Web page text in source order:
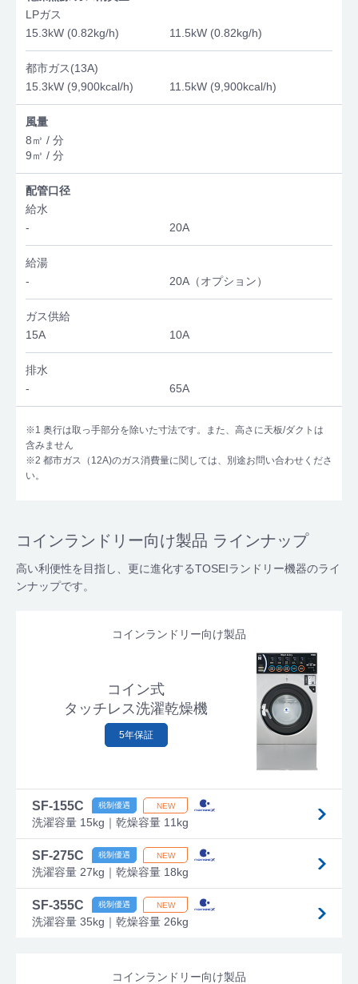
LPガス
15.3kW (0.82kg/h)
11.5kW (0.82kg/h)
都市ガス(13A)
15.3kW (9,900kcal/h)
11.5kW (9,900kcal/h)
風量
8㎥ / 分
9㎥ / 分
配管口径
給水
-
20A
給湯
-
20A（オプション）
ガス供給
15A
10A
排水
-
65A
※1 奥行は取っ手部分を除いた寸法です。また、高さに天板/ダクトは
含みません
※2 都市ガス（12A)のガス消費量に関しては、別途お問い合わせくださ
い。
コインランドリー向け製品 ラインナップ
高い利便性を目指し、更に進化するTOSEIランドリー機器のライ
ンナップです。
コインランドリー向け製品
コイン式
タッチレス洗濯乾燥機
5年保証
SF-155C
洗濯容量 15kg｜乾燥容量 11kg
SF-275C
洗濯容量 27kg｜乾燥容量 18kg
SF-355C
洗濯容量 35kg｜乾燥容量 26kg
コインランドリー向け製品